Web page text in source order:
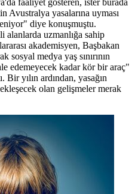
faaliyet gösteren, ister burada
Avustralya yasalarına uyması
diye konuşmuştu.
alanlarda uzmanlığa sahip
akademisyen, Başbakan
sosyal medya yaş sınırının
edemeyecek kadar kör bir araç"
Bir yılın ardından, yasağın
olan gelişmeler merak